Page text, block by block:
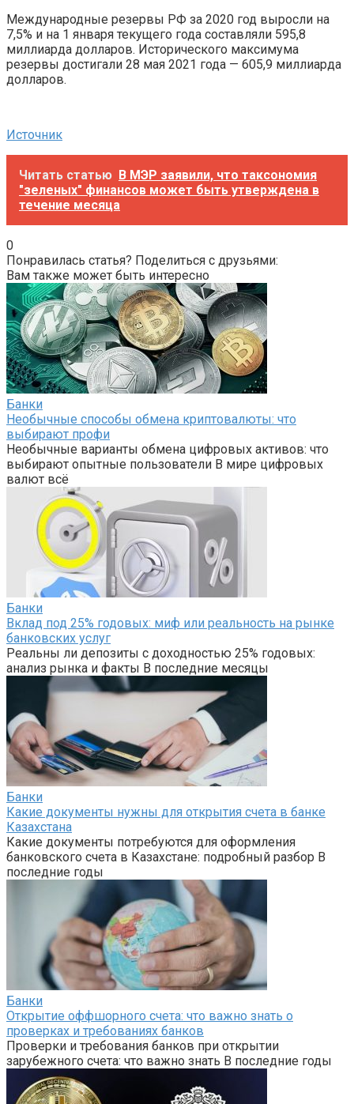
Международные резервы РФ за 2020 год выросли на
7,5% и на 1 января текущего года составляли 595,8
миллиарда долларов. Исторического максимума
резервы достигали 28 мая 2021 года — 605,9 миллиарда
долларов.
Источник
Читать статью В МЭР заявили, что таксономия
"зеленых" финансов может быть утверждена в
течение месяца
0
Понравилась статья? Поделиться с друзьями:
Вам также может быть интересно
Банки
Необычные способы обмена криптовалюты: что
выбирают профи
Необычные варианты обмена цифровых активов: что
выбирают опытные пользователи В мире цифровых
валют всё
Банки
Вклад под 25% годовых: миф или реальность на рынке
банковских услуг
Реальны ли депозиты с доходностью 25% годовых:
анализ рынка и факты В последние месяцы
Банки
Какие документы нужны для открытия счета в банке
Казахстана
Какие документы потребуются для оформления
банковского счета в Казахстане: подробный разбор В
последние годы
Банки
Открытие оффшорного счета: что важно знать о
проверках и требованиях банков
Проверки и требования банков при открытии
зарубежного счета: что важно знать В последние годы